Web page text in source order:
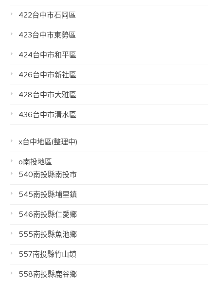
422台中市石岡區
423台中市東勢區
424台中市和平區
426台中市新社區
428台中市大雅區
436台中市清水區
x台中地區(整理中)
o南投地區
540南投縣南投市
545南投縣埔里鎮
546南投縣仁愛鄉
555南投縣魚池鄉
557南投縣竹山鎮
558南投縣鹿谷鄉